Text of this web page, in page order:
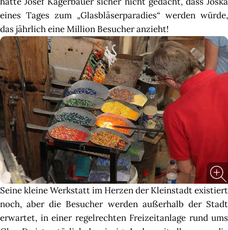
eines Tages zum „Glasbläserparadies“ werden würde,
das jährlich eine Million Besucher anzieht!
Seine kleine Werkstatt im Herzen der Kleinstadt existiert
noch, aber die Besucher werden außerhalb der Stadt
erwartet, in einer regelrechten Freizeitanlage rund ums